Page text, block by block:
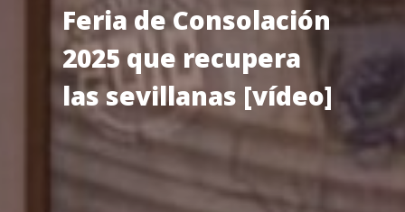
Feria de Consolación
2025 que recupera
las sevillanas [vídeo]